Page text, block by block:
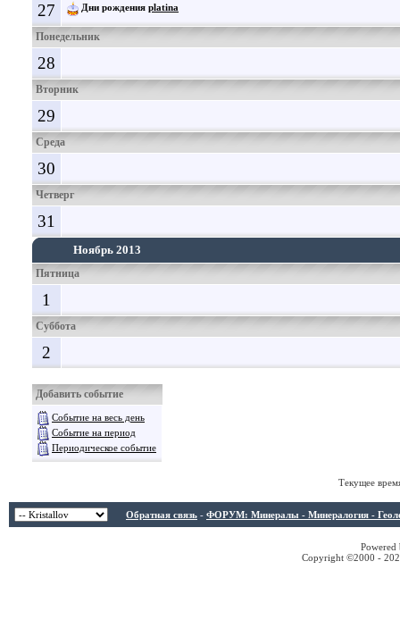
27 Дни рождения platina
Понедельник
28
Вторник
29
Среда
30
Четверг
31
Ноябрь 2013
Пятница
1
Суббота
2
Добавить событие
Событие на весь день
Событие на период
Периодическое событие
Текущее
Обратная связь - ФОРУМ: Минералы - Минералогия -
Copyright ©2000 -